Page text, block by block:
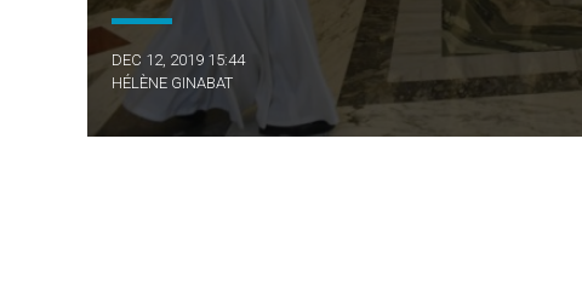
DEC 12, 2019 15:44
HÉLÈNE GINABAT